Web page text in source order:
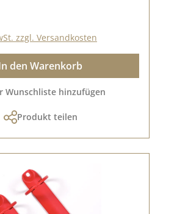
zzgl. Versandkosten
den Warenkorb
Wunschliste hinzufügen
Produkt teilen